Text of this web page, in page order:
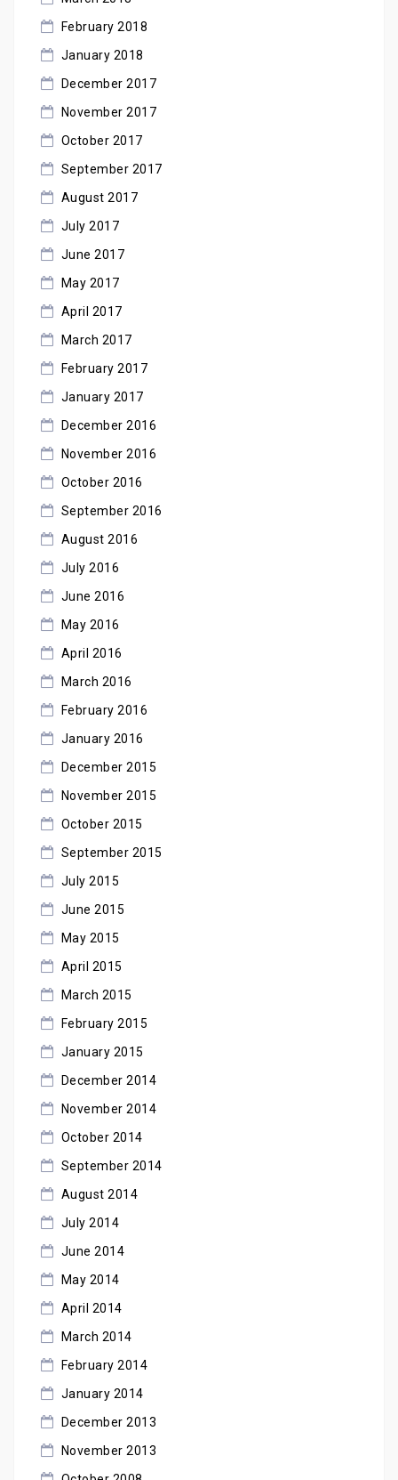
February 2018
January 2018
December 2017
November 2017
October 2017
September 2017
August 2017
July 2017
June 2017
May 2017
April 2017
March 2017
February 2017
January 2017
December 2016
November 2016
October 2016
September 2016
August 2016
July 2016
June 2016
May 2016
April 2016
March 2016
February 2016
January 2016
December 2015
November 2015
October 2015
September 2015
July 2015
June 2015
May 2015
April 2015
March 2015
February 2015
January 2015
December 2014
November 2014
October 2014
September 2014
August 2014
July 2014
June 2014
May 2014
April 2014
March 2014
February 2014
January 2014
December 2013
November 2013